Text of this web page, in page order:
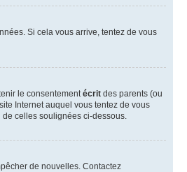
Si cela vous arrive, tentez de vous
le consentementécrit des parents (ou
Internet auquel vous tentez de vous
de celles soulignées ci-dessous.
de nouvelles. Contactez